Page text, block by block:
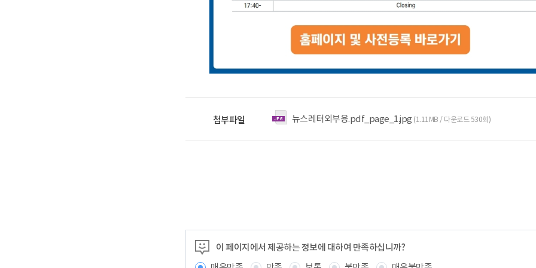
첨부파일 뉴스레터외부용.pdf_page_1.jpg (1.11MB / 다운로드 530회)
이 페이지에서 제공하는 정보에 대하여 만족하십니까?